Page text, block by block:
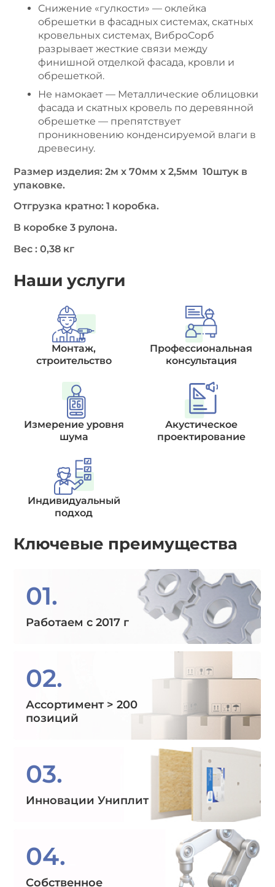
Снижение «гулкости» — оклейка
обрешетки в фасадных системах, скатных
кровельных системах, ВиброСорб
разрывает жесткие связи между
финишной отделкой фасада, кровли и
обрешеткой.
Не намокает — Металлические облицовки
фасада и скатных кровель по деревянной
обрешетке — препятствует
проникновению конденсируемой влаги в
древесину.
Размер изделия: 2м х 70мм х 2,5мм 10штук в
упаковке.
Отгрузка кратно: 1 коробка.
В коробке 3 рулона.
Вес : 0,38 кг
Наши услуги
Монтаж,
строительство
Профессиональная
консультация
Измерение уровня
шума
Акустическое
проектирование
Индивидуальный
подход
Ключевые преимущества
01.
Работаем с 2017 г
02.
Ассортимент > 200
позиций
03.
Инновации Униплит
04.
Собственное